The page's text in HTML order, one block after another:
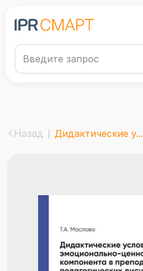
Назад Дидактические у...